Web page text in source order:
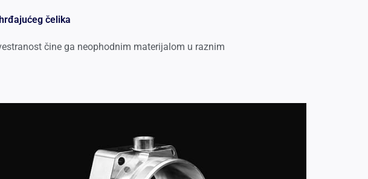
čelika
čine ga neophodnim materijalom u raznim